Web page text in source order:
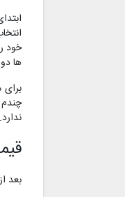
خود
ها
ندارد. هزینه
بعد